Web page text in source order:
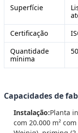
Superfície
Certificação
Quantidade
mínima
Capacidades de
Instalação:Planta
com 20.000 m²